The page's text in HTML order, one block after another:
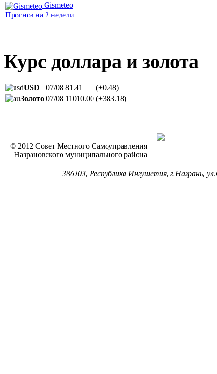
Gismeteo
Прогноз на 2 недели
Курс доллара и золота
USD 07/08 81.41
(+0.48)
Золото 07/08 11010.00 (+383.18)
© 2012 Совет Местного Самоуправления
Назрановского муниципального района
386103, Республика Ингушетия, г.Назрань,